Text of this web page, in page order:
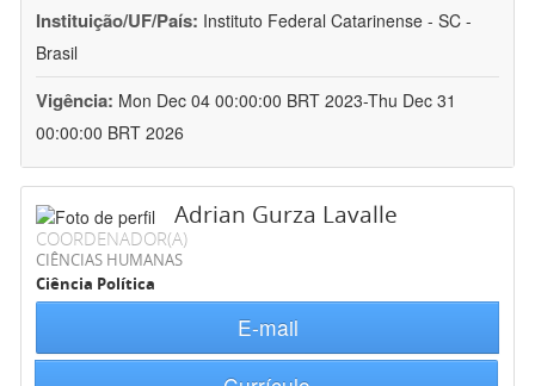
Instituição/UF/País: Instituto Federal Catarinense - SC -
Brasil
Vigência: Mon Dec 04 00:00:00 BRT 2023-Thu Dec 31
00:00:00 BRT 2026
Adrian Gurza Lavalle
COORDENADOR(A)
CIÊNCIAS HUMANAS
Ciência Política
E-mail